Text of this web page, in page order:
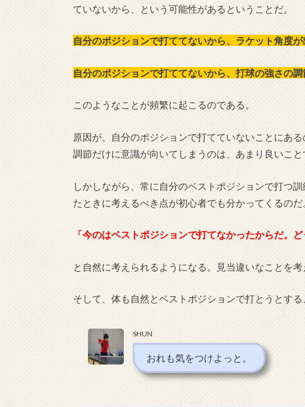
ていないから、という可能性があるということだ。
自分のポジションで打ててないから、ラケット角度
自分のポジションで打ててないから、打球の強さの
このようなことが頻繁に起こるのである。
原因が、自分のポジションで打てていないことにあ
調節だけに意識が向いてしまうのは、あまり良いこと
しかしながら、常に自分のベストポジションで打つ
たときに考えるべき点が初心者でも分かってくるのだ
「今のはベストポジションで打てなかったからだ。
と自然に考えられるようになる。見当違いなことを考
そして、体も自然とベストポジションで打とうとする
SHUN
おれも気をつけよっと。